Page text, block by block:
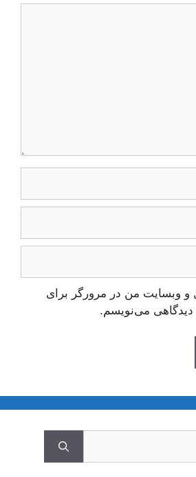
و وبسایت من در مرورگر برای
دیدگاهی می‌نویسم.